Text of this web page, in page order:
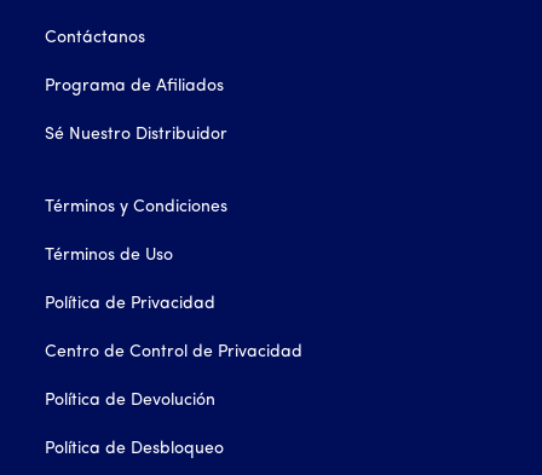
Contáctanos
Programa de Afiliados
Sé Nuestro Distribuidor
Términos y Condiciones
Términos de Uso
Política de Privacidad
Centro de Control de Privacidad
Política de Devolución
Política de Desbloqueo